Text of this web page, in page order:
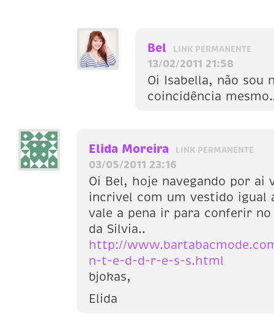
Bel LINK PERMANENTE
13/02/2011 21:58
Oi Isabella, não sou
coincidência
Elida Moreira LINK PERMANENTE
03/05/2011 23:16
Oi Bel, hoje navegando por ai
incrivel com um vestido igual
vale a pena ir para conferir
da Silvia..
http://
n-t-e-d-d-r-e-s-s.html
bjokas,
Elida